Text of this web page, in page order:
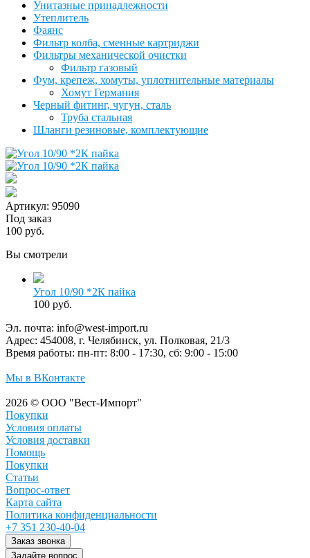
Унитазные принадлежности
Утеплитель
Фаянс
Фильтр колба, сменные картриджи
Фильтры механической очистки
Фильтр газовый
Фум, крепеж, хомуты, уплотнительные материалы
Хомут Германия
Черный фитинг, чугун, сталь
Труба стальная
Шланги резиновые, комплектующие
Артикул: 95090
Под заказ
100 руб.
Вы смотрели
Угол 10/90 *2К пайка
100 руб.
Эл. почта: info@west-import.ru
Адрес: 454008, г. Челябинск, ул. Полковая, 21/3
Время работы: пн-пт: 8:00 - 17:30, сб: 9:00 - 15:00
Мы в ВКонтакте
2026 © ООО "Вест-Импорт"
Покупки
Условия оплаты
Условия доставки
Помощь
Покупки
Статьи
Вопрос-ответ
Карта сайта
Политика конфиденциальности
+7 351 230-40-04
Заказ звонка
Задайте вопрос